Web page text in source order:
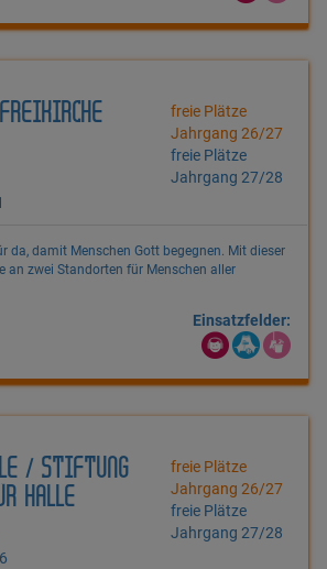
freie Plätze
Jahrgang 26/27
freie Plätze
Jahrgang 27/28
da, damit Menschen Gott begegnen. Mit dieser
an zwei Standorten für Menschen aller
Einsatzfelder:
/ STIFTUNG
HALLE
freie Plätze
Jahrgang 26/27
freie Plätze
Jahrgang 27/28